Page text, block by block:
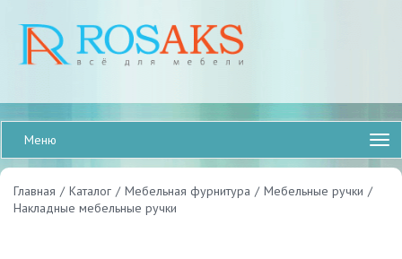
Меню
Главная / Каталог / Мебельная фурнитура / Мебельные ручки /
Накладные мебельные ручки